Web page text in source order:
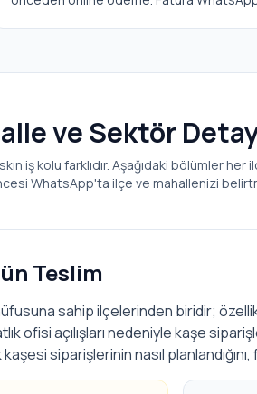
ve Sektör
iş kolu farklıdır. Aşağıdaki bölümler
WhatsApp'ta ilçe ve mahallenizi
Teslim
sahip ilçelerinden biridir;
ofisi açılışları nedeniyle kaşe
siparişlerinin nasıl